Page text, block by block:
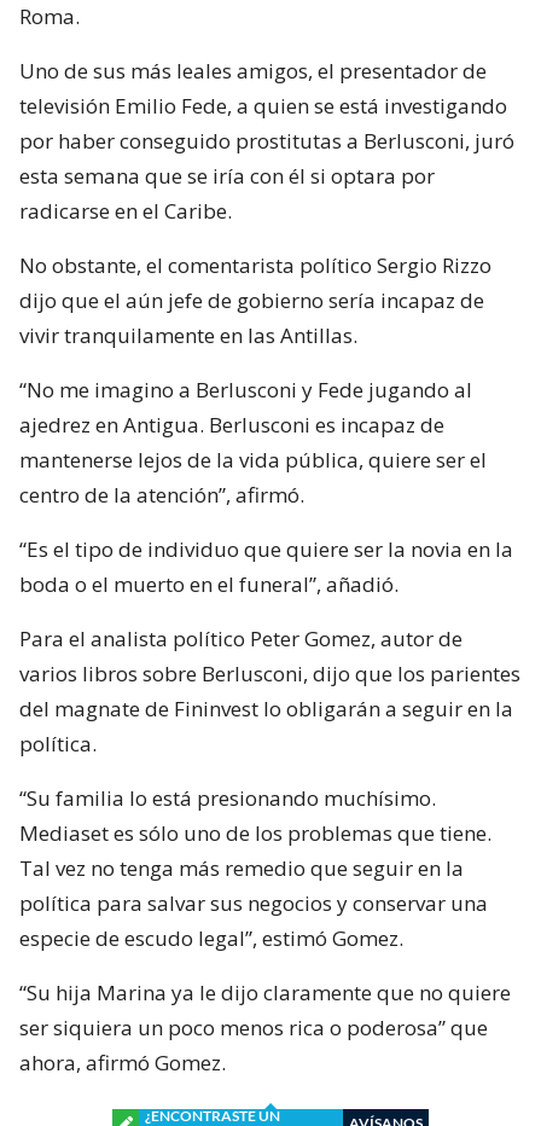
Roma.
Uno de sus más leales amigos, el presentador de
televisión Emilio Fede, a quien se está investigando
por haber conseguido prostitutas a Berlusconi, juró
esta semana que se iría con él si optara por
radicarse en el Caribe.
No obstante, el comentarista político Sergio Rizzo
dijo que el aún jefe de gobierno sería incapaz de
vivir tranquilamente en las Antillas.
“No me imagino a Berlusconi y Fede jugando al
ajedrez en Antigua. Berlusconi es incapaz de
mantenerse lejos de la vida pública, quiere ser el
centro de la atención”, afirmó.
“Es el tipo de individuo que quiere ser la novia en la
boda o el muerto en el funeral”, añadió.
Para el analista político Peter Gomez, autor de
varios libros sobre Berlusconi, dijo que los parientes
del magnate de Fininvest lo obligarán a seguir en la
política.
“Su familia lo está presionando muchísimo.
Mediaset es sólo uno de los problemas que tiene.
Tal vez no tenga más remedio que seguir en la
política para salvar sus negocios y conservar una
especie de escudo legal”, estimó Gomez.
“Su hija Marina ya le dijo claramente que no quiere
ser siquiera un poco menos rica o poderosa” que
ahora, afirmó Gomez.
¿ENCONTRASTE UN